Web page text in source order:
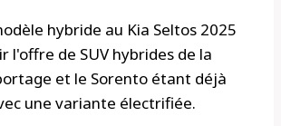
hybride au Kia Seltos 2025
l'offre de SUV hybrides de la
et le Sorento étant déjà
une variante électrifiée.